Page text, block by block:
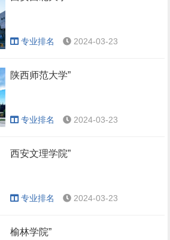
专业排名 2024-03-23
陕西师范大学”
专业排名 2024-03-23
西安文理学院”
专业排名 2024-03-23
榆林学院”